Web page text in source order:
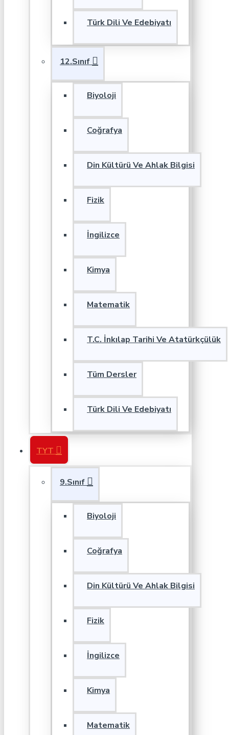
Türk Dili Ve Edebiyatı
12.Sınıf
Biyoloji
Coğrafya
Din Kültürü Ve Ahlak Bilgisi
Fizik
İngilizce
Kimya
Matematik
T.C. İnkılap Tarihi Ve Atatürkçülük
Tüm Dersler
Türk Dili Ve Edebiyatı
TYT
9.Sınıf
Biyoloji
Coğrafya
Din Kültürü Ve Ahlak Bilgisi
Fizik
İngilizce
Kimya
Matematik